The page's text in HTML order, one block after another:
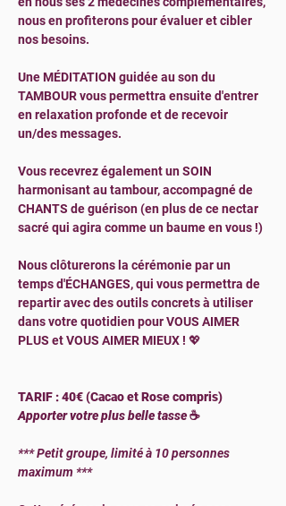
nous en profiterons pour évaluer et cibler
nos besoins.
Une MÉDITATION guidée au son du
TAMBOUR vous permettra ensuite d'entrer
en relaxation profonde et de recevoir
un/des messages.
Vous recevrez également un SOIN
harmonisant au tambour, accompagné de
CHANTS de guérison (en plus de ce nectar
sacré qui agira comme un baume en vous !)
Nous clôturerons la cérémonie par un
temps d'ÉCHANGES, qui vous permettra de
repartir avec des outils concrets à utiliser
dans votre quotidien pour VOUS AIMER
PLUS et VOUS AIMER MIEUX ! 💖
TARIF : 40€ (Cacao et Rose compris)
Apporter votre plus belle tasse ☕
*** Petit groupe, limité à 10 personnes
maximum ***